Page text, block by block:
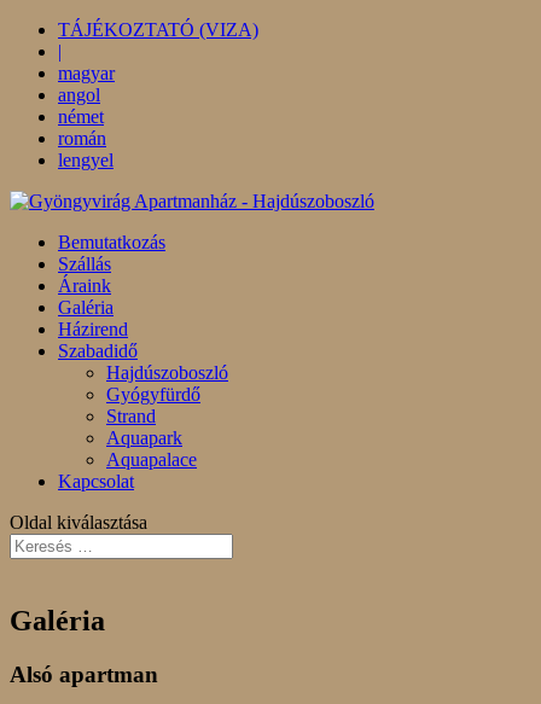
TÁJÉKOZTATÓ (VIZA)
|
magyar
angol
német
román
lengyel
Bemutatkozás
Szállás
Áraink
Galéria
Házirend
Szabadidő
Hajdúszoboszló
Gyógyfürdő
Strand
Aquapark
Aquapalace
Kapcsolat
Oldal kiválasztása
Galéria
Alsó apartman